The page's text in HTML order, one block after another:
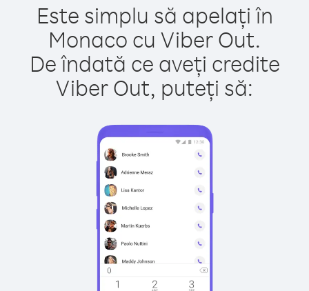
Este simplu să apelați în
Monaco cu Viber Out.
De îndată ce aveți credite
Viber Out, puteți să: